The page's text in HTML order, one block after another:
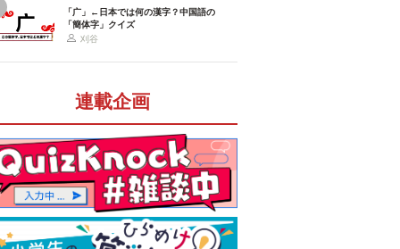
「广」←日本では何の漢字？中国語の
「簡体字」クイズ
刈谷
連載企画